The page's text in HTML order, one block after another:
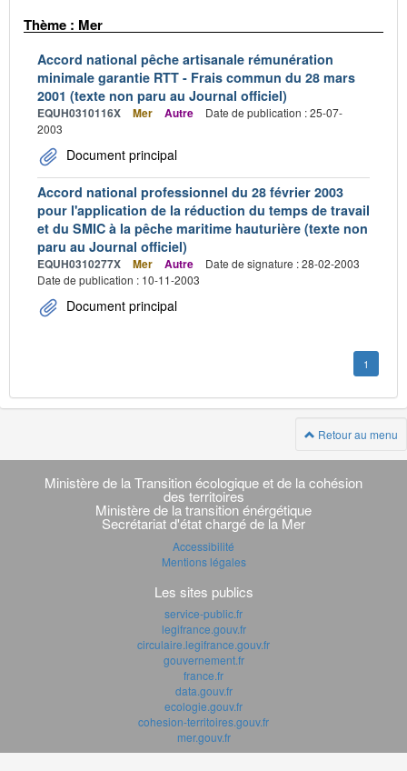
Thème : Mer
Accord national pêche artisanale rémunération
minimale garantie RTT - Frais commun du 28 mars
2001 (texte non paru au Journal officiel)
EQUH0310116X Mer Autre
Date de publication : 25-07-
2003
Document principal
Accord national professionnel du 28 février 2003
pour l'application de la réduction du temps de travail
et du SMIC à la pêche maritime hauturière (texte non
paru au Journal officiel)
EQUH0310277X Mer Autre
Date de signature : 28-02-2003
Date de publication : 10-11-2003
Document principal
1
Retour au menu
Navigation
transverse
Ministère de la Transition écologique et de la cohésion
des territoires
Ministère de la transition énérgétique
Secrétariat d'état chargé de la Mer
Accessibilité
Mentions légales
Les sites publics
service-public.fr
legifrance.gouv.fr
circulaire.legifrance.gouv.fr
gouvernement.fr
france.fr
data.gouv.fr
ecologie.gouv.fr
cohesion-territoires.gouv.fr
mer.gouv.fr